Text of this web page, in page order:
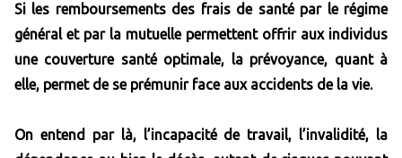
Si les remboursements des frais de santé par le régime
général et par la mutuelle permettent offrir aux individus
une couverture santé optimale, la prévoyance, quant à
elle, permet de se prémunir face aux accidents de la vie.
On entend par là, l’incapacité de travail, l’invalidité, la